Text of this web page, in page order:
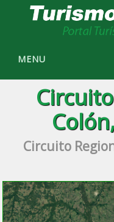
MENU
Circuito